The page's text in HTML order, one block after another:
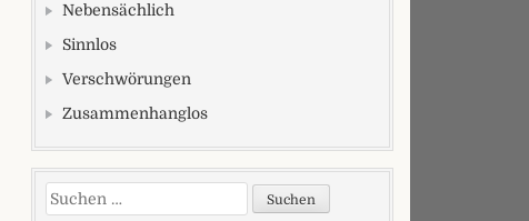
Nebensächlich
Sinnlos
Verschwörungen
Zusammenhanglos
Suchen nach: